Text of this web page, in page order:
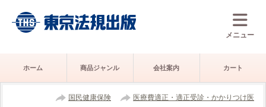
メニュー
ホーム 商品ジャンル 会社案内 カート
国民健康保険 医療費適正・適正受診・かかりつけ医